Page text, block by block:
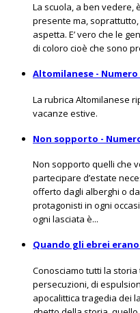
La scuola, a ben vedere,
presente ma, soprattutto,
aspetta. E’ vero che le
di coloro cioè che sono
Altomilanese - Numero
La rubrica Altomilanese
vacanze estive.
Non sopporto -
Non sopporto quelli che
partecipare d’estate
offerto dagli alberghi o
protagonisti in ogni
ogni lasciata è...
Quando gli ebrei
Conosciamo tutti la
persecuzioni, di
apocalittica tragedia dei